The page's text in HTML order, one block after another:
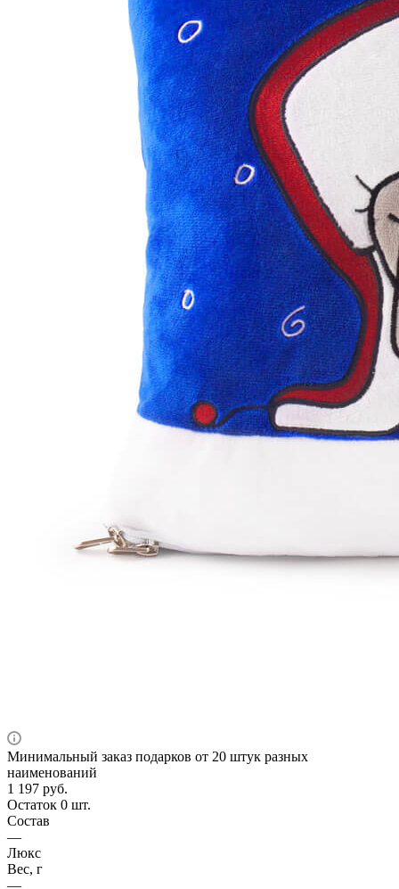
Минимальный заказ подарков от 20 штук разных
наименований
1 197 руб.
Остаток 0 шт.
Состав
—
Люкс
Вес, г
—